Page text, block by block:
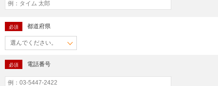
必須 都道府県
必須 電話番号